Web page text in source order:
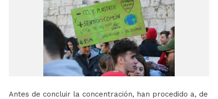
Antes de concluir la concentración, han procedido a, de